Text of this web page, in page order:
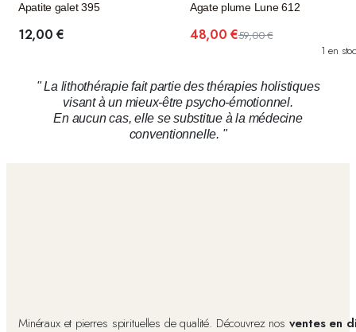
Apatite galet 395
12,00€
Agate plume Lune 612
59,00€
48,00€
1 en
" La lithothérapie fait partie des thérapies holistiques
visant à un mieux-être psycho-émotionnel.
En aucun cas, elle se substitue à la médecine
conventionnelle. "
Minéraux et pierres spirituelles de qualité. Découvrez nos ventes en